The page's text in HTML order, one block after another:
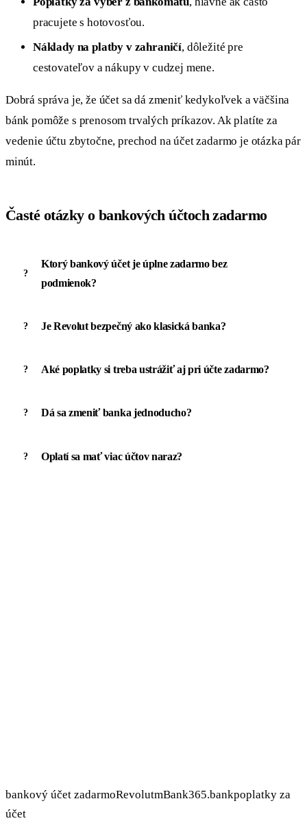
pracujete s hotovosťou.
Náklady na platby v zahraničí, dôležité pre
cestovateľov a nákupy v cudzej mene.
Dobrá správa je, že účet sa dá zmeniť kedykoľvek a väčšina
bánk pomôže s prenosom trvalých príkazov. Ak platíte za
vedenie účtu zbytočne, prechod na účet zadarmo je otázka pár
minút.
Časté otázky o bankových účtoch zadarmo
Ktorý bankový účet je úplne zadarmo bez
podmienok?
Je Revolut bezpečný ako klasická banka?
Aké poplatky si treba ustrážiť aj pri účte zadarmo?
Dá sa zmeniť banka jednoducho?
Oplatí sa mať viac účtov naraz?
bankový účet zadarmoRevolutmBank365.bankpoplatky za
účet